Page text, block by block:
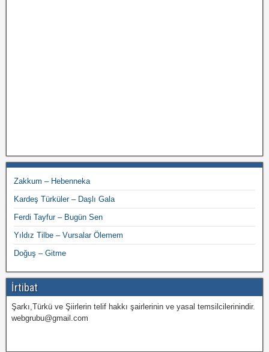
Zakkum – Hebenneka
Kardeş Türküler – Daşlı Gala
Ferdi Tayfur – Bugün Sen
Yıldız Tilbe – Vursalar Ölemem
Doğuş – Gitme
İrtibat
Şarkı,Türkü ve Şiirlerin telif hakkı şairlerinin ve yasal temsilcilerinindir.
webgrubu@gmail.com